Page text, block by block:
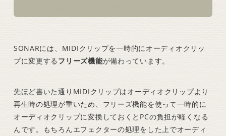
SONARには、MIDIクリップを一時的にオーディオクリッ
プに変更するフリーズ機能が備わっています。
先ほど書いた通りMIDIクリップはオーディオクリップより
再生時の処理が重いため、フリーズ機能を使って一時的に
オーディオクリップに変換しておくとPCの負担が軽くなる
んです。もちろんエフェクターの処理をした上でオーディ